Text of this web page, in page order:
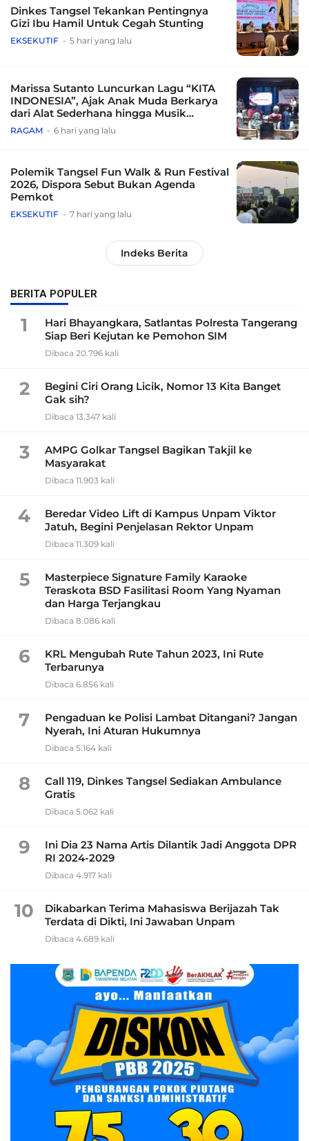
Dinkes Tangsel Tekankan Pentingnya
Gizi Ibu Hamil Untuk Cegah Stunting
EKSEKUTIF 5 hari yang lalu
Marissa Sutanto Luncurkan Lagu “KITA
INDONESIA”, Ajak Anak Muda Berkarya
dari Alat Sederhana hingga Musik
Tradisional
RAGAM 6 hari yang lalu
Polemik Tangsel Fun Walk & Run Festival
2026, Dispora Sebut Bukan Agenda
Pemkot
EKSEKUTIF 7 hari yang lalu
Indeks Berita
BERITA POPULER
1
Hari Bhayangkara, Satlantas Polresta Tangerang
Siap Beri Kejutan ke Pemohon SIM
Dibaca 20.796 kali
2
Begini Ciri Orang Licik, Nomor 13 Kita Banget
Gak sih?
Dibaca 13.347 kali
3
AMPG Golkar Tangsel Bagikan Takjil ke
Masyarakat
Dibaca 11.903 kali
4
Beredar Video Lift di Kampus Unpam Viktor
Jatuh, Begini Penjelasan Rektor Unpam
Dibaca 11.309 kali
5
Masterpiece Signature Family Karaoke
Teraskota BSD Fasilitasi Room Yang Nyaman
dan Harga Terjangkau
Dibaca 8.086 kali
6
KRL Mengubah Rute Tahun 2023, Ini Rute
Terbarunya
Dibaca 6.856 kali
7
Pengaduan ke Polisi Lambat Ditangani? Jangan
Nyerah, Ini Aturan Hukumnya
Dibaca 5.164 kali
8
Call 119, Dinkes Tangsel Sediakan Ambulance
Gratis
Dibaca 5.062 kali
9
Ini Dia 23 Nama Artis Dilantik Jadi Anggota DPR
RI 2024-2029
Dibaca 4.917 kali
10
Dikabarkan Terima Mahasiswa Berijazah Tak
Terdata di Dikti, Ini Jawaban Unpam
Dibaca 4.689 kali